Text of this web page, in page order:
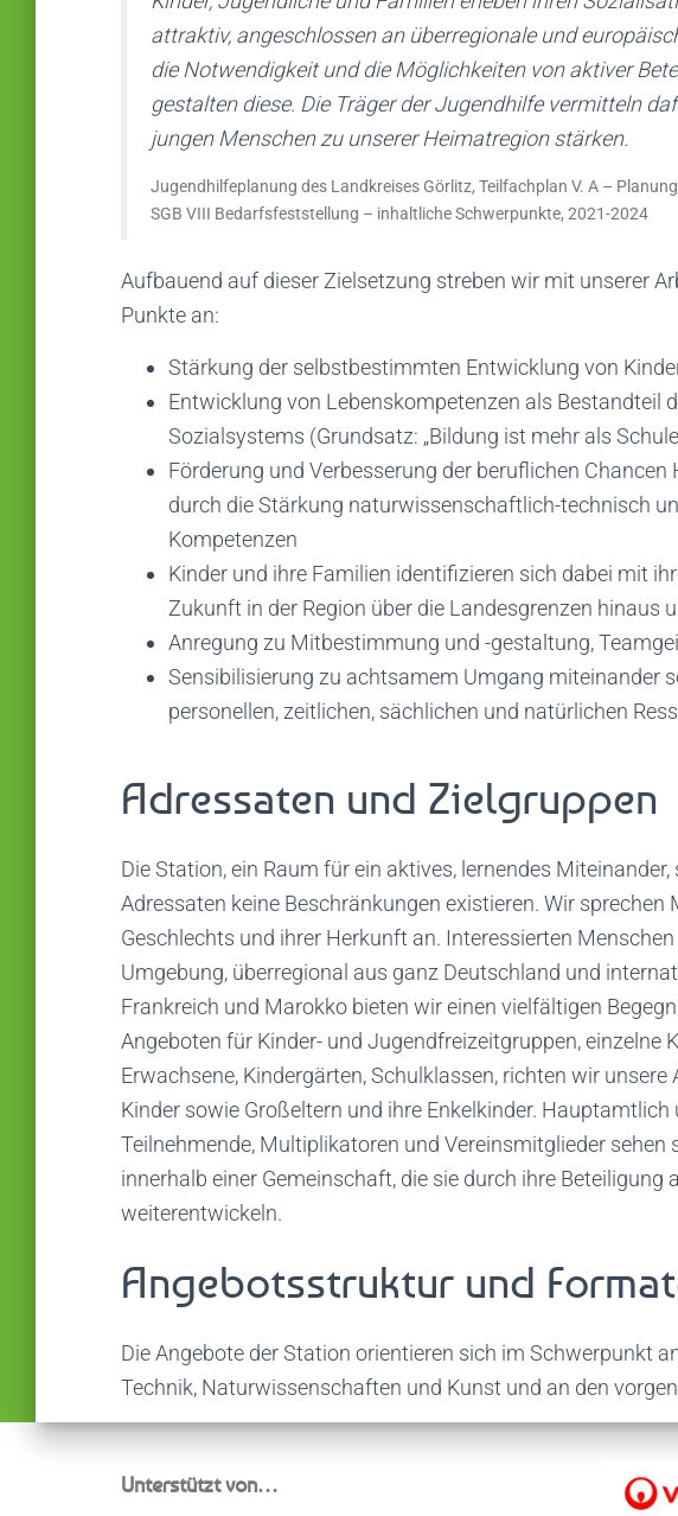
attraktiv, angeschlossen an überregionale und
die Notwendigkeit und die Möglichkeiten von aktiver
gestalten diese. Die Träger der Jugendhilfe vermitteln
jungen Menschen zu unserer Heimatregion stärken.
Jugendhilfeplanung des Landkreises Görlitz, Teilfachplan V. A –
SGB VIII Bedarfsfeststellung – inhaltliche Schwerpunkte, 2021-2024
Aufbauend auf dieser Zielsetzung streben wir mit unserer
Punkte an:
Stärkung der selbstbestimmten Entwicklung von
Entwicklung von Lebenskompetenzen als Bestandteil
Sozialsystems (Grundsatz: „Bildung ist mehr als
Förderung und Verbesserung der beruflichen
durch die Stärkung naturwissenschaftlich-technisch
Kompetenzen
Kinder und ihre Familien identifizieren sich dabei mit
Zukunft in der Region über die Landesgrenzen hinaus
Anregung zu Mitbestimmung und -gestaltung,
Sensibilisierung zu achtsamem Umgang miteinander
personellen, zeitlichen, sächlichen und natürlichen
Adressaten und Zielgruppen
Die Station, ein Raum für ein aktives, lernendes
Adressaten keine Beschränkungen existieren. Wir
Geschlechts und ihrer Herkunft an. Interessierten
Umgebung, überregional aus ganz Deutschland und
Frankreich und Marokko bieten wir einen vielfältigen
Angeboten für Kinder- und Jugendfreizeitgruppen, einzelne
Erwachsene, Kindergärten, Schulklassen, richten wir
Kinder sowie Großeltern und ihre Enkelkinder.
Teilnehmende, Multiplikatoren und Vereinsmitglieder sehen
innerhalb einer Gemeinschaft, die sie durch ihre
weiterentwickeln.
Angebotsstruktur und
Die Angebote der Station orientieren sich im Schwerpunkt
Technik, Naturwissenschaften und Kunst und an den
Unterstützt von…